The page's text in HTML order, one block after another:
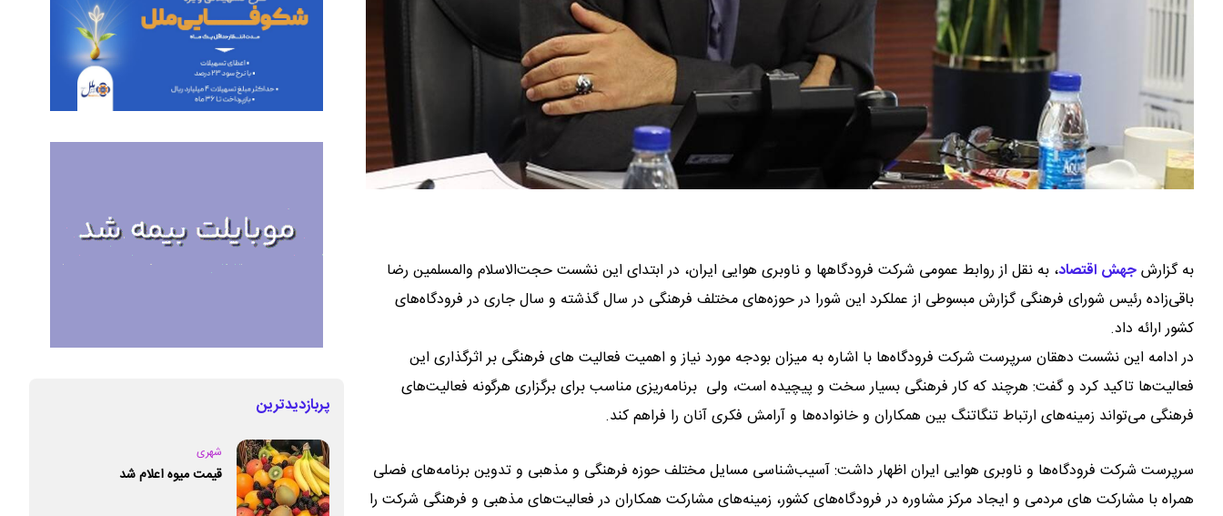
به گزارشجهش اقتصاد، به نقل از روابط عمومی شرکت فرودگاهها و ناوبری هوایی ایران، در ابتدای این نشست حجت‌الاسلام والمسلمین رضا
باقی‌زاده رئیس شورای فرهنگی گزارش مبسوطی از عملکرد این شورا در حوزه‌های مختلف فرهنگی در سال گذشته و سال جاری در فرودگاه‌های
کشور ارائه داد.
در ادامه این نشست دهقان سرپرست شرکت فرودگاه‌ها با اشاره به میزان بودجه مورد نیاز و اهمیت فعالیت های فرهنگی بر اثرگذاری این
فعالیت‌ها تاکید کرد و گفت: هرچند که کار فرهنگی بسیار سخت و پیچیده است، ولی برنامه‌ریزی مناسب برای برگزاری هرگونه فعالیت‌های
فرهنگی می‌تواند زمینه‌های ارتباط تنگاتنگ بین همکاران و خانواده‌ها و آرامش فکری آنان را فراهم کند.
سرپرست شرکت فرودگاه‌ها و ناوبری هوایی ایران اظهار داشت: آسیب‌شناسی مسایل مختلف حوزه فرهنگی و مذهبی و تدوین برنامه‌های فصلی
همراه با مشارکت های مردمی و ایجاد مرکز مشاوره در فرودگاه‌های کشور، زمینه‌های مشارکت همکاران در فعالیت‌های مذهبی و فرهنگی شرکت را
پربازدیدترین
شهری
قیمت میوه اعلام شد